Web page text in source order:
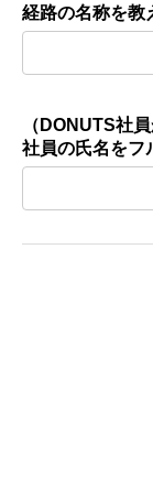
経路の名称を教
（DONUTS社
社員の氏名をフ